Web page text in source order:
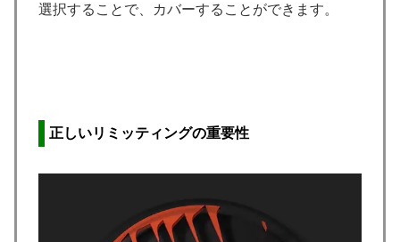
選択することで、カバーすることができます。
正しいリミッティングの重要性